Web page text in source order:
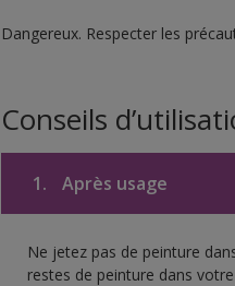
Dangereux. Respecter les
Conseils
1. Après usage
Ne jetez pas de peinture
restes de peinture dans